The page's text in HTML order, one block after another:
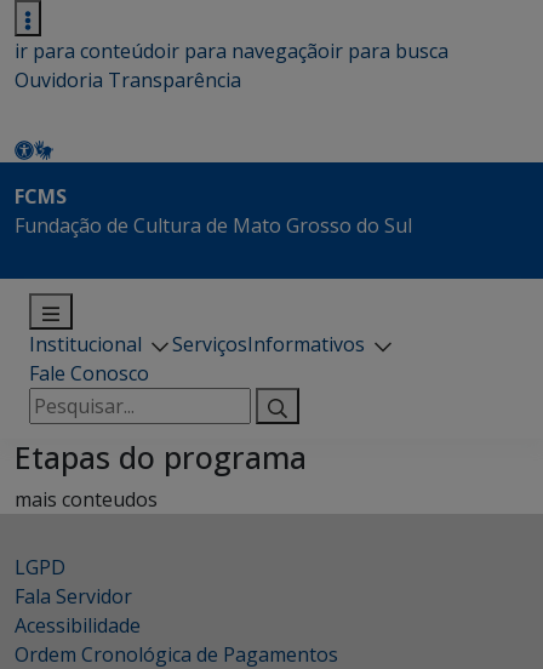
ir para conteúdoir para navegaçãoir para busca
Ouvidoria Transparência
FCMS
Fundação de Cultura de Mato Grosso do Sul
Institucional ServiçosInformativos
Fale Conosco
Pesquisar
por:
Etapas do programa
mais conteudos
LGPD
Fala Servidor
Acessibilidade
Ordem Cronológica de Pagamentos